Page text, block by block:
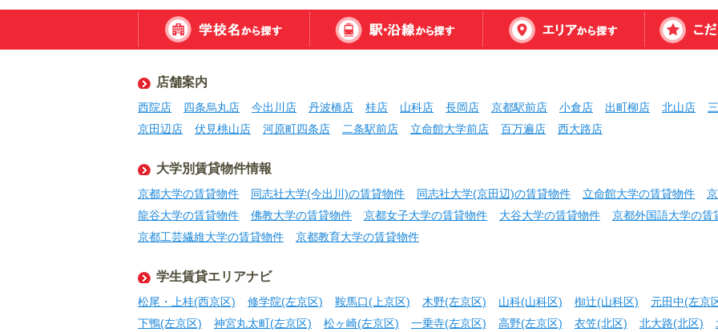
店舗案内
西院店 四条烏丸店 今出川店 丹波橋店 桂店 山科店 長岡店 京都駅前店 小倉店 出町柳店 北山店
京田辺店
伏見桃山店 河原町四条店 二条駅前店 立命館大学前店 百万遍店 西大路店
大学別賃貸物件情報
京都大学の賃貸物件 同志社大学(今出川)の賃貸物件 同志社大学(京田辺)の賃貸物件 立命館大学の賃貸物件
龍谷大学の賃貸物件
佛教大学の賃貸物件 京都女子大学の賃貸物件 大谷大学の賃貸物件 京都外国語大学の賃
京都工芸繊維大学の賃貸物件
京都教育大学の賃貸物件
学生賃貸エリアナビ
松尾・上桂(西京区) 修学院(左京区) 鞍馬口(上京区) 木野(左京区) 山科(山科区) 椥辻(山科区) 元田中(左京
下鴨(左京区)
神宮丸太町(左京区) 松ヶ崎(左京区) 一乗寺(左京区) 高野(左京区) 衣笠(北区) 北大路(北区)